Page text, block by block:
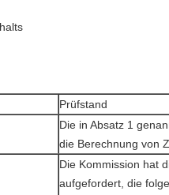
Prüfstand
Die in Absatz 1
die Berechnung von
Die Kommission hat
aufgefordert, die